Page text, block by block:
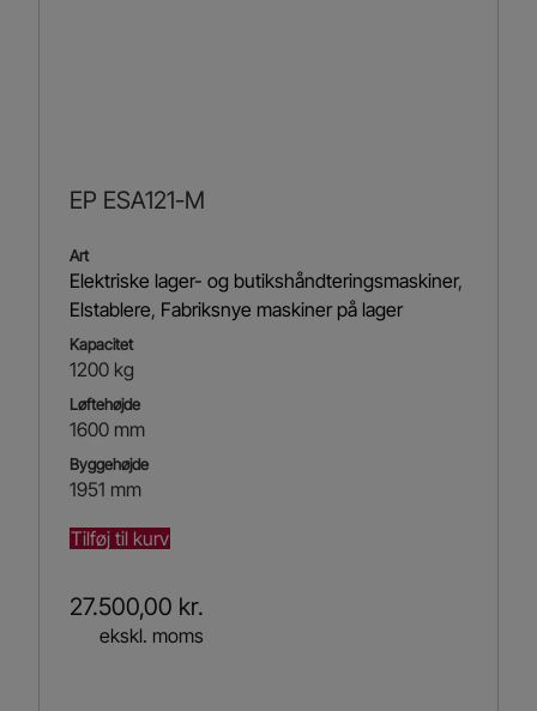
EP ESA121-M
Art
Elektriske lager- og butikshåndteringsmaskiner,
Elstablere, Fabriksnye maskiner på lager
Kapacitet
1200 kg
Løftehøjde
1600 mm
Byggehøjde
1951 mm
Tilføj til kurv
27.500,00 kr.
ekskl. moms